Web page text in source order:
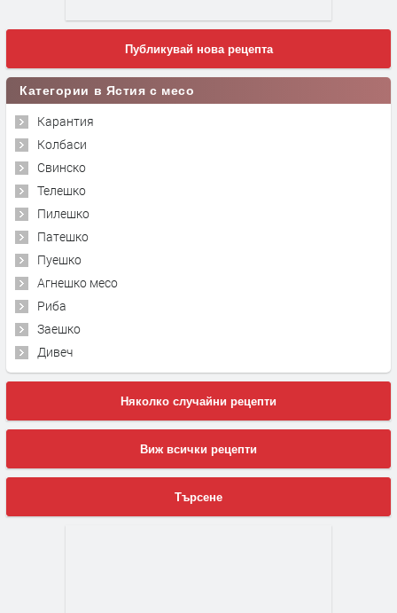
Публикувай нова рецепта
Категории в Ястия с месо
Карантия
Колбаси
Свинско
Телешко
Пилешко
Патешко
Пуешко
Агнешко месо
Риба
Заешко
Дивеч
Няколко случайни рецепти
Виж всички рецепти
Търсене